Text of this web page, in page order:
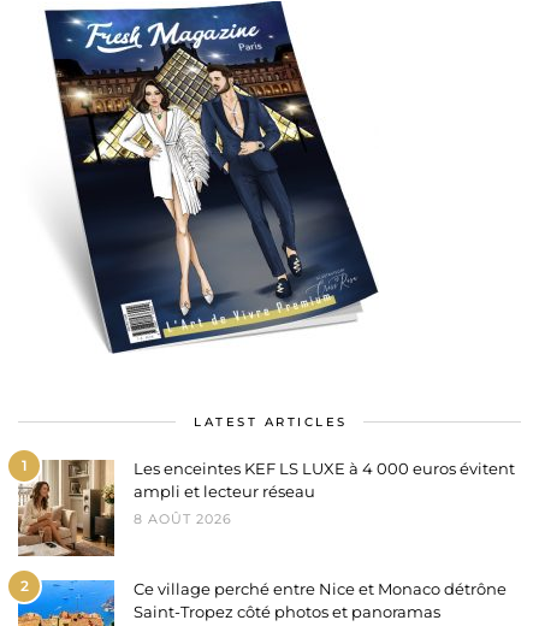
LATEST ARTICLES
1
Les enceintes KEF LS LUXE à 4 000 euros évitent
ampli et lecteur réseau
8 AOÛT 2026
2
Ce village perché entre Nice et Monaco détrône
Saint-Tropez côté photos et panoramas